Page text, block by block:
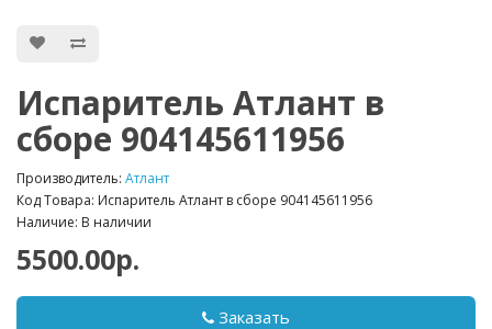
Испаритель Атлант в
сборе 904145611956
Производитель: Атлант
Код Товара: Испаритель Атлант в сборе 904145611956
Наличие: В наличии
5500.00р.
Заказать